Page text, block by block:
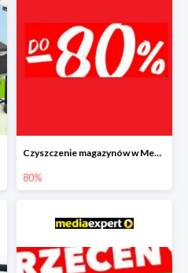
Czyszczenie magazynów w Media Expert do -80%
80%